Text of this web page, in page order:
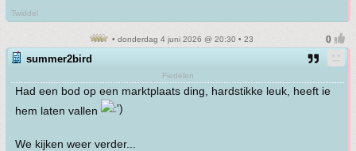
Twiddel
• donderdag 4 juni 2026 @ 20:30 • 23
summer2bird
Fiedelen
Had een bod op een marktplaats ding, hardstikke leuk, heeft ie
hem laten vallen
We kijken weer verder...